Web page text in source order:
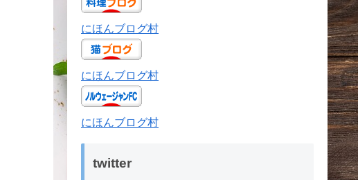
にほんブログ村
にほんブログ村
にほんブログ村
twitter